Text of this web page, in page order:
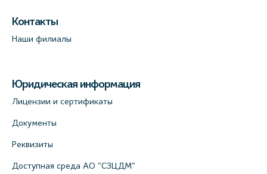
Контакты
Наши филиалы
Юридическая информация
Лицензии и сертификаты
Документы
Реквизиты
Доступная среда АО "СЗЦДМ"